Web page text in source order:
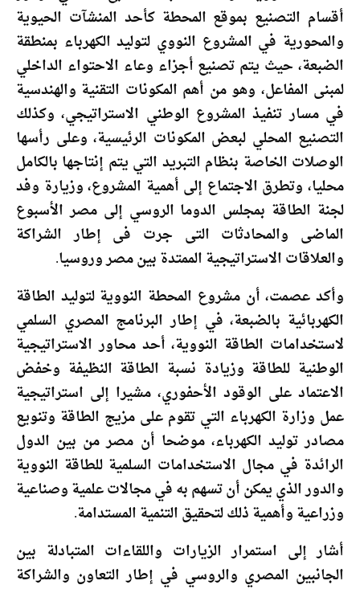
أقسام التصنيع بموقع المحطة كأحد المنشآت الحيوية
والمحورية في المشروع النووي لتوليد الكهرباء بمنطقة
الضبعة، حيث يتم تصنيع أجزاء وعاء الاحتواء الداخلي
لمبنى المفاعل، وهو من أهم المكونات التقنية والهندسية
في مسار تنفيذ المشروع الوطني الاستراتيجي، وكذلك
التصنيع المحلي لبعض المكونات الرئيسية، وعلى رأسها
الوصلات الخاصة بنظام التبريد التي يتم إنتاجها بالكامل
محليا، وتطرق الاجتماع إلى أهمية المشروع، وزيارة وفد
لجنة الطاقة بمجلس الدوما الروسي إلى مصر الأسبوع
الماضى والمحادثات التى جرت فى إطار الشراكة
والعلاقات الاستراتيجية الممتدة بين مصر وروسيا.
وأكد عصمت، أن مشروع المحطة النووية لتوليد الطاقة
الكهربائية بالضبعة، في إطار البرنامج المصري السلمي
لاستخدامات الطاقة النووية، أحد محاور الاستراتيجية
الوطنية للطاقة وزيادة نسبة الطاقة النظيفة وخفض
الاعتماد على الوقود الأحفوري، مشيرا إلى استراتيجية
عمل وزارة الكهرباء التي تقوم على مزيج الطاقة وتنويع
مصادر توليد الكهرباء، موضحا أن مصر من بين الدول
الرائدة في مجال الاستخدامات السلمية للطاقة النووية
والدور الذي يمكن أن تسهم به في مجالات علمية وصناعية
وزراعية وأهمية ذلك لتحقيق التنمية المستدامة.
أشار إلى استمرار الزيارات واللقاءات المتبادلة بين
الجانبين المصري والروسي في إطار التعاون والشراكة